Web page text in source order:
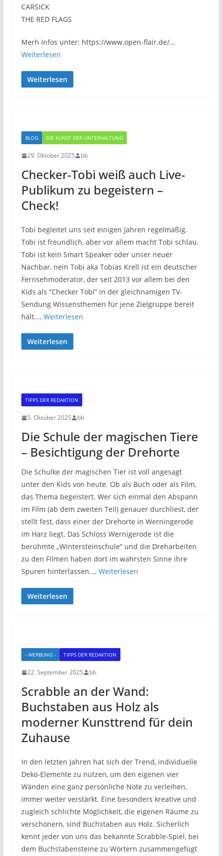
CARSICK
THE RED FLAGS
Merh Infos unter: https://www.open-flair.de/…
Weiterlesen
Weiterlesen
BLOG DIE KUNST DER UNTERHALTUNG
29. Oktober 2025 bb
Checker-Tobi weiß auch Live-
Publikum zu begeistern –
Check!
Tobi begleitet uns seit einigen Jahren regelmäßig.
Tobi ist freundlich, aber vor allem macht Tobi schlau.
Tobi ist kein Smart Speaker oder unser neuer
Nachbar, nein Tobi aka Tobias Krell ist ein deutscher
Fernsehmoderator, der seit 2013 vor allem bei den
Kids als “Checker Tobi” in der gleichnamigen TV-
Sendung Wissensthemen für jene Zielgruppe bereit
hält.… Weiterlesen
Weiterlesen
TIPPS DER REDAKTION
5. Oktober 2025 bb
Die Schule der magischen Tiere
– Besichtigung der Drehorte
Die Schulke der magischen Tier ist voll angesagt
unter den Kids von heute. Ob als Buch oder als Film,
das Thema begeistert. Wer sich einmal den Abspann
im Film (ab dem zweiten Teil) genauer durchliest, der
stellt fest, dass einer der Drehorte in Werningerode
im Harz liegt. Das Schloss Wernigerode ist die
berühmte „Wintersteinschule“ und die Dreharbeiten
zu den Filmen haben dort im wahrsten Sinne ihre
Spuren hinterlassen.… Weiterlesen
Weiterlesen
- WERBUNG - TIPPS DER REDAKTION
22. September 2025 bb
Scrabble an der Wand:
Buchstaben aus Holz als
moderner Kunsttrend für dein
Zuhause
In den letzten Jahren hat sich der Trend, individuelle
Deko-Elemente zu nutzen, um den eigenen vier
Wänden eine ganz persönliche Note zu verleihen,
immer weiter verstärkt. Eine besonders kreative und
zugleich schlichte Möglichkeit, die eigenen Räume zu
verschönern, sind Buchstaben aus Holz. Sicherlich
kennt jeder von uns das bekannte Scrabble-Spiel, bei
dem Buchstabensteine zu Wörtern zusammengefügt